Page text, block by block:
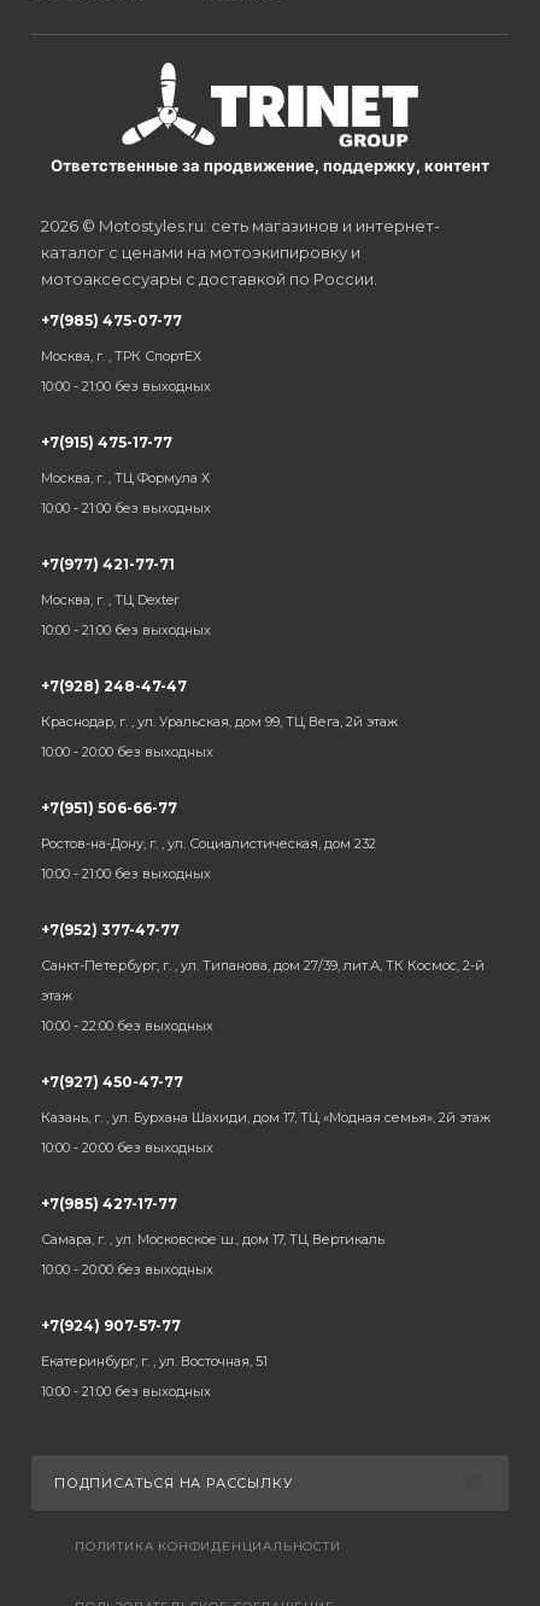
Ответственные за продвижение, поддержку, контент
2026 © Motostyles.ru: сеть магазинов и интернет-
каталог с ценами на мотоэкипировку и
мотоаксессуары с доставкой по России.
+7(985) 475-07-77
Москва, г. , ТРК СпортЕХ
10:00 - 21:00 без выходных
+7(915) 475-17-77
Москва, г. , ТЦ Формула Х
10:00 - 21:00 без выходных
+7(977) 421-77-71
Москва, г. , ТЦ Dexter
10:00 - 21:00 без выходных
+7(928) 248-47-47
Краснодар, г. , ул. Уральская, дом 99, ТЦ Вега, 2й этаж
10:00 - 20:00 без выходных
+7(951) 506-66-77
Ростов-на-Дону, г. , ул. Социалистическая, дом 232
10:00 - 21:00 без выходных
+7(952) 377-47-77
Санкт-Петербург, г. , ул. Типанова, дом 27/39, лит.А, ТК Космос, 2-й
этаж
10:00 - 22:00 без выходных
+7(927) 450-47-77
Казань, г. , ул. Бурхана Шахиди, дом 17, ТЦ «Модная семья», 2й этаж
10:00 - 20:00 без выходных
+7(985) 427-17-77
Самара, г. , ул. Московское ш., дом 17, ТЦ Вертикаль
10:00 - 20:00 без выходных
+7(924) 907-57-77
Екатеринбург, г. , ул. Восточная, 51
10:00 - 21:00 без выходных
ПОДПИСАТЬСЯ НА РАССЫЛКУ
ПОЛИТИКА КОНФИДЕНЦИАЛЬНОСТИ